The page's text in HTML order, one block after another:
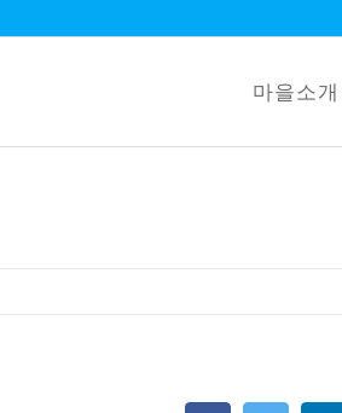
마을소개